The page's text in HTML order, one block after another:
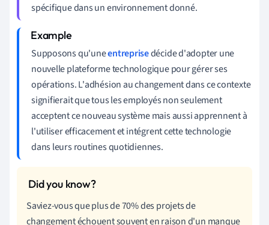
spécifique dans un environnement donné.
Supposons qu'uneentreprisedécide d'adopter une
nouvelle plateforme technologique pour gérer ses
opérations. L'adhésion au changement dans ce contexte
signifierait que tous les employés non seulement
acceptent ce nouveau système mais aussi apprennent à
l'utiliser efficacement et intégrent cette technologie
dans leurs routines quotidiennes.
Saviez-vous que plus de 70% des projets de
changement échouent souvent en raison d'un manque